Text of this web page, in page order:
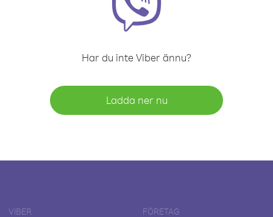
Har du inte Viber ännu?
Ladda ner nu
VIBER FÖRETAG